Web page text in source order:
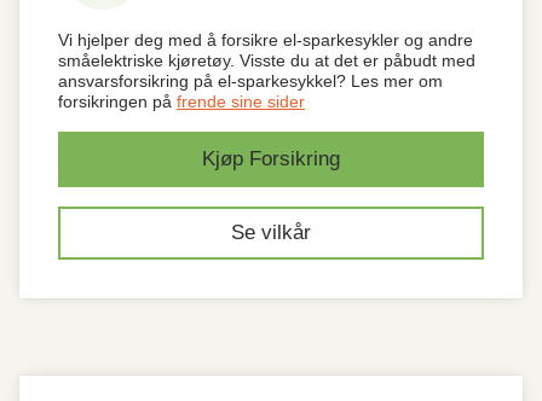
Vi hjelper deg med å forsikre el-sparkesykler og andre
småelektriske kjøretøy. Visste du at det er påbudt med
ansvarsforsikring på el-sparkesykkel? Les mer om
forsikringen på frende sine sider
Kjøp Forsikring
Se vilkår